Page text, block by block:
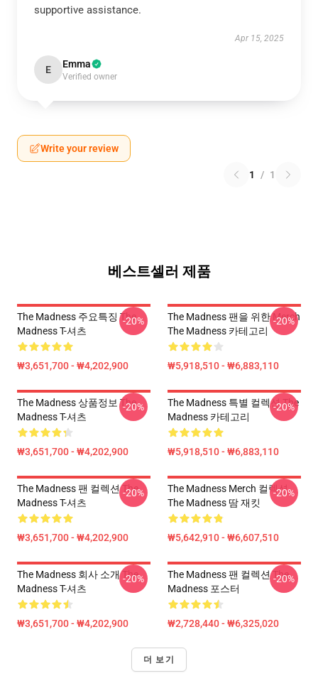
supportive assistance.
Apr 15, 2025
E Emma
Verified owner
Write your review
1 / 1
베스트셀러 제품
The Madness 주요특징 The
Madness T-셔츠
₩3,651,700 - ₩4,202,900
-20%
The Madness 팬을 위한 Merch
The Madness 카테고리
₩5,918,510 - ₩6,883,110
-20%
The Madness 상품정보 The
Madness T-셔츠
₩3,651,700 - ₩4,202,900
-20%
The Madness 특별 컬렉션 The
Madness 카테고리
₩5,918,510 - ₩6,883,110
-20%
The Madness 팬 컬렉션 The
Madness T-셔츠
₩3,651,700 - ₩4,202,900
-20%
The Madness Merch 컬렉션
The Madness 땀 재킷
₩5,642,910 - ₩6,607,510
-20%
The Madness 회사 소개 The
Madness T-셔츠
₩3,651,700 - ₩4,202,900
-20%
The Madness 팬 컬렉션 The
Madness 포스터
₩2,728,440 - ₩6,325,020
-20%
더 보기